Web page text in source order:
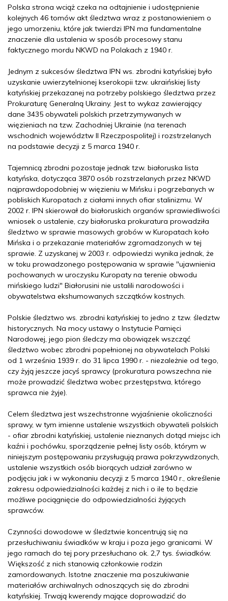
Polska strona wciąż czeka na odtajnienie i udostępnienie
kolejnych 46 tomów akt śledztwa wraz z postanowieniem o
jego umorzeniu, które jak twierdzi IPN ma fundamentalne
znaczenie dla ustalenia w sposób procesowy stanu
faktycznego mordu NKWD na Polakach z 1940 r.
Jednym z sukcesów śledztwa IPN ws. zbrodni katyńskiej było
uzyskanie uwierzytelnionej kserokopii tzw. ukraińskiej listy
katyńskiej przekazanej na potrzeby polskiego śledztwa przez
Prokuraturę Generalną Ukrainy. Jest to wykaz zawierający
dane 3435 obywateli polskich przetrzymywanych w
więzieniach na tzw. Zachodniej Ukrainie (na terenach
wschodnich województw II Rzeczpospolitej) i rozstrzelanych
na podstawie decyzji z 5 marca 1940 r.
Tajemnicą zbrodni pozostaje jednak tzw. białoruska lista
katyńska, dotycząca 3870 osób rozstrzelanych przez NKWD
najprawdopodobniej w więzieniu w Mińsku i pogrzebanych w
pobliskich Kuropatach z ciałami innych ofiar stalinizmu. W
2002 r. IPN skierował do białoruskich organów sprawiedliwości
wniosek o ustalenie, czy białoruska prokuratura prowadziła
śledztwo w sprawie masowych grobów w Kuropatach koło
Mińska i o przekazanie materiałów zgromadzonych w tej
sprawie. Z uzyskanej w 2003 r. odpowiedzi wynika jednak, że
w toku prowadzonego postępowania w sprawie "ujawnienia
pochowanych w uroczysku Kuropaty na terenie obwodu
mińskiego ludzi" Białorusini nie ustalili narodowości i
obywatelstwa ekshumowanych szczątków kostnych.
Polskie śledztwo ws. zbrodni katyńskiej to jedno z tzw. śledztw
historycznych. Na mocy ustawy o Instytucie Pamięci
Narodowej, jego pion śledczy ma obowiązek wszcząć
śledztwo wobec zbrodni popełnionej na obywatelach Polski
od 1 września 1939 r. do 31 lipca 1990 r. - niezależnie od tego,
czy żyją jeszcze jacyś sprawcy (prokuratura powszechna nie
może prowadzić śledztwa wobec przestępstwa, którego
sprawca nie żyje).
Celem śledztwa jest wszechstronne wyjaśnienie okoliczności
sprawy, w tym imienne ustalenie wszystkich obywateli polskich
- ofiar zbrodni katyńskiej, ustalenie nieznanych dotąd miejsc ich
kaźni i pochówku, sporządzenie pełnej listy osób, którym w
niniejszym postępowaniu przysługują prawa pokrzywdzonych,
ustalenie wszystkich osób biorących udział zarówno w
podjęciu jak i w wykonaniu decyzji z 5 marca 1940 r., określenie
zakresu odpowiedzialności każdej z nich i o ile to będzie
możliwe pociągnięcie do odpowiedzialności żyjących
sprawców.
Czynności dowodowe w śledztwie koncentrują się na
przesłuchiwaniu świadków w kraju i poza jego granicami. W
jego ramach do tej pory przesłuchano ok. 2,7 tys. świadków.
Większość z nich stanowią członkowie rodzin
zamordowanych. Istotne znaczenie ma poszukiwanie
materiałów archiwalnych odnoszących się do zbrodni
katyńskiej. Trwają kwerendy mające doprowadzić do